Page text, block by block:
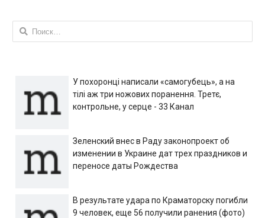
Найти:
У похоронці написали «самогубець», а на
тілі аж три ножових поранення. Третє,
контрольне, у серце - 33 Канал
Зеленский внес в Раду законопроект об
изменении в Украине дат трех праздников и
переносе даты Рождества
В результате удара по Краматорску погибли
9 человек, еще 56 получили ранения (фото)